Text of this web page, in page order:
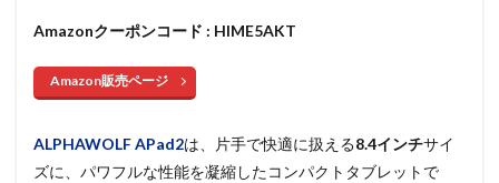
Amazonクーポンコード : HIME5AKT
Amazon販売ページ
ALPHAWOLF APad2は、片手で快適に扱える8.4インチサイ
ズに、パワフルな性能を凝縮したコンパクトタブレットで